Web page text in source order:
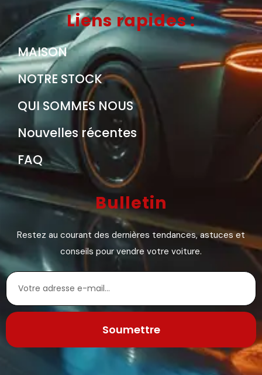
Liens rapides :
MAISON
NOTRE STOCK
QUI SOMMES NOUS
Nouvelles récentes
FAQ
Bulletin
Restez au courant des dernières tendances, astuces et
conseils pour vendre votre voiture.
Soumettre